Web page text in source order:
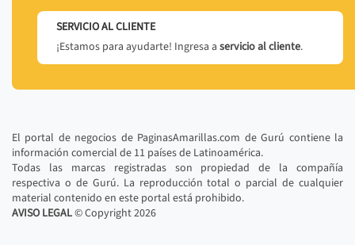
SERVICIO AL CLIENTE
¡Estamos para ayudarte! Ingresa a servicio al cliente.
El portal de negocios de PaginasAmarillas.com de Gurú contiene la
información comercial de 11 países de Latinoamérica.
Todas las marcas registradas son propiedad de la compañía
respectiva o de Gurú. La reproducción total o parcial de cualquier
material contenido en este portal está prohibido.
AVISO LEGAL© Copyright2026